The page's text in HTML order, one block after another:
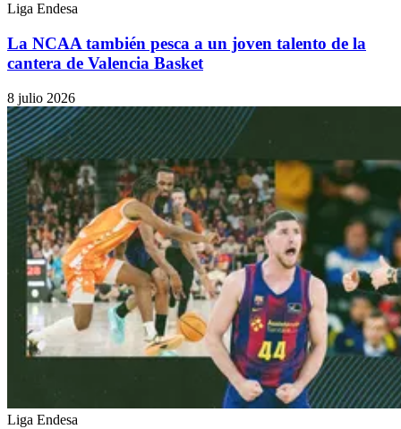
Liga Endesa
La NCAA también pesca a un joven talento de la
cantera de Valencia Basket
8 julio 2026
Liga Endesa